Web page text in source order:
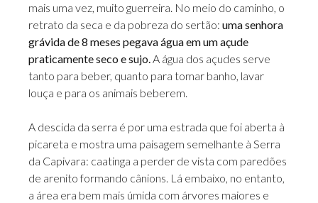
mais uma vez, muito guerreira. No meio do caminho, o
retrato da seca e da pobreza do sertão: uma senhora
grávida de 8 meses pegava água em um açude
praticamente seco e sujo.A água dos açudes serve
tanto para beber, quanto para tomar banho, lavar
louça e para os animais beberem.
A descida da serra é por uma estrada que foi aberta à
picareta e mostra uma paisagem semelhante à Serra
da Capivara: caatinga a perder de vista com paredões
de arenito formando cânions. Lá embaixo, no entanto,
a área era bem mais úmida com árvores maiores e